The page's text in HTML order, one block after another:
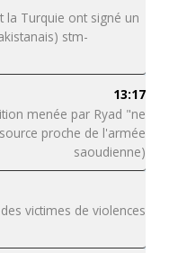
la Turquie ont signé un
stm-
13:17
menée par Ryad "ne
proche de l'armée
saoudienne)
victimes de violences